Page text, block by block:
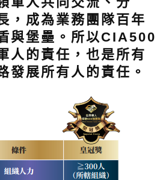
，成為業務團隊百年
與堡壘。所以CIA500
人的責任，也是所有
發展所有人的責任。